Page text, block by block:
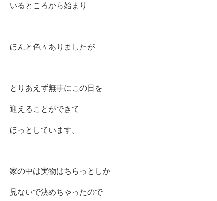
いるところから始まり
ほんと色々ありましたが
とりあえず無事にこの日を
迎えることができて
ほっとしています。
家の中は実物はちらっとしか
見ないで決めちゃったので